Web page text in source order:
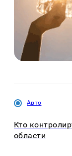
Авто
Кто
области